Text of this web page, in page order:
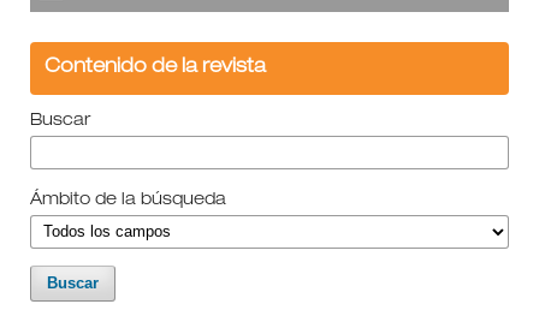
Contenido de la revista
Buscar
Ámbito de la búsqueda